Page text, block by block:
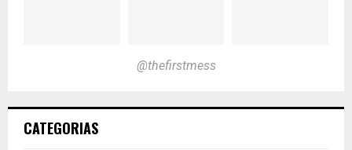
@thefirstmess
CATEGORIAS